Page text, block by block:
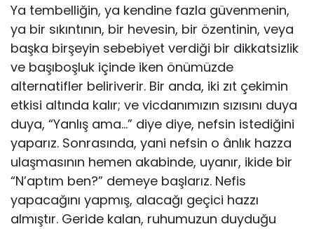
Ya tembelliğin, ya kendine fazla güvenmenin,
ya bir sıkıntının, bir hevesin, bir özentinin, veya
başka birşeyin sebebiyet verdiği bir dikkatsizlik
ve başıboşluk içinde iken önümüzde
alternatifler beliriverir. Bir anda, iki zıt çekimin
etkisi altında kalır; ve vicdanımızın sızısını duya
duya, “Yanlış ama…” diye diye, nefsin istediğini
yaparız. Sonrasında, yani nefsin o ânlık hazza
ulaşmasının hemen akabinde, uyanır, ikide bir
“N’aptım ben?” demeye başlarız. Nefis
yapacağını yapmış, alacağı geçici hazzı
almıştır. Geride kalan, ruhumuzun duyduğu